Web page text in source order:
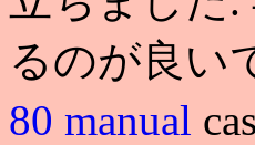
るのが良い
80 manual